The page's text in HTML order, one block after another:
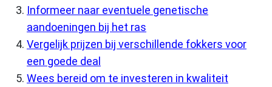
Informeer naar eventuele genetische
aandoeningen bij het ras
Vergelijk prijzen bij verschillende fokkers voor
een goede deal
Wees bereid om te investeren in kwaliteit